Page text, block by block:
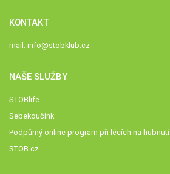
KONTAKT
mail: info@stobklub.cz
NAŠE SLUŽBY
STOBlife
Sebekoučink
Podpůrný online program při lécích na hubnutí
STOB.cz